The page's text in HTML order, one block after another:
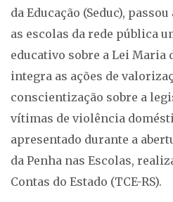
da Educação (Seduc),
as escolas da rede pública
educativo sobre a Lei Maria
integra as ações de
conscientização sobre a
vítimas de violência
apresentado durante a
da Penha nas Escolas,
Contas do Estado (TCE-RS).